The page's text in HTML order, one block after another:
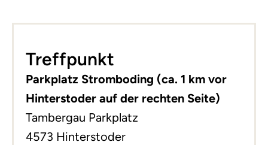
−
Treffpunkt
Parkplatz Stromboding (ca. 1 km vor
Hinterstoder auf der rechten Seite)
Tambergau Parkplatz
4573 Hinterstoder